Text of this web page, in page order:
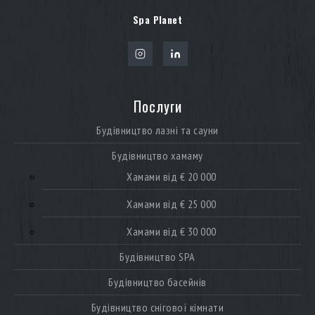
Spa Planet
Послуги
Будівництво лазні та сауни
Будівництво хамаму
Хамами від € 20 000
Хамами від € 25 000
Хамами від € 30 000
Будівництво SPA
Будівництво басейнів
Будівництво снігової кімнати